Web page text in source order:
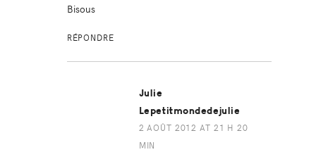
Bisous
RÉPONDRE
Julie
Lepetitmondedejulie
2 AOÛT 2012 AT 21 H 20
MIN